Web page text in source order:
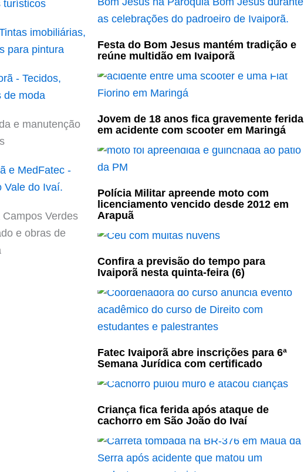
Festa do Bom Jesus mantém tradição e
reúne multidão em Ivaiporã
Jovem de 18 anos fica gravemente ferida
em acidente com scooter em Maringá
Polícia Militar apreende moto com
licenciamento vencido desde 2012 em
Arapuã
Confira a previsão do tempo para
Ivaiporã nesta quinta-feira (6)
Fatec Ivaiporã abre inscrições para 6ª
Semana Jurídica com certificado
Criança fica ferida após ataque de
cachorro em São João do Ivaí